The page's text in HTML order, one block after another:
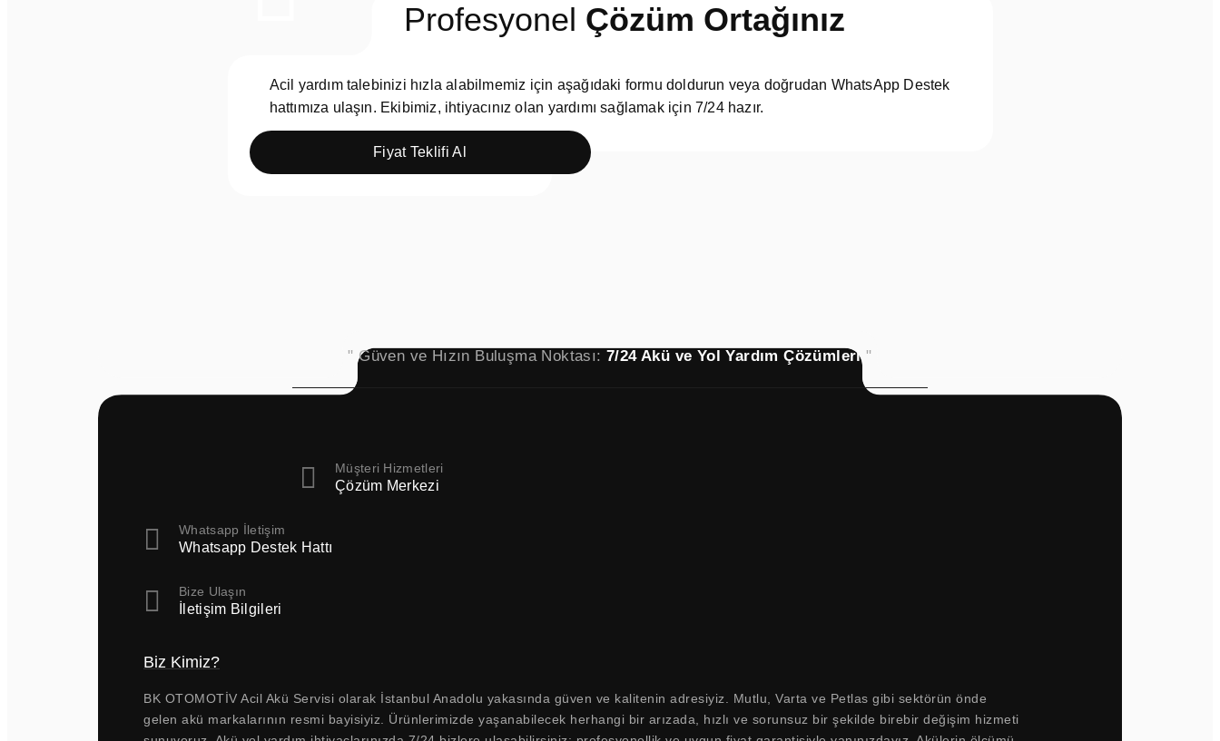
Profesyonel Çözüm Ortağınız
Acil yardım talebinizi hızla alabilmemiz için aşağıdaki formu doldurun veya doğrudan WhatsApp Destek
hattımıza ulaşın. Ekibimiz, ihtiyacınız olan yardımı sağlamak için 7/24 hazır.
Fiyat Teklifi Al
" Güven ve Hızın Buluşma Noktası: 7/24 Akü ve Yol Yardım Çözümleri"
Müşteri Hizmetleri
Çözüm Merkezi
Whatsapp İletişim
Whatsapp Destek Hattı
Bize Ulaşın
İletişim Bilgileri
Biz Kimiz?
BK OTOMOTİV Acil Akü Servisi olarak İstanbul Anadolu yakasında güven ve kalitenin adresiyiz. Mutlu, Varta ve Petlas gibi sektörün önde
gelen akü markalarının resmi bayisiyiz. Ürünlerimizde yaşanabilecek herhangi bir arızada, hızlı ve sorunsuz bir şekilde birebir değişim hizmeti